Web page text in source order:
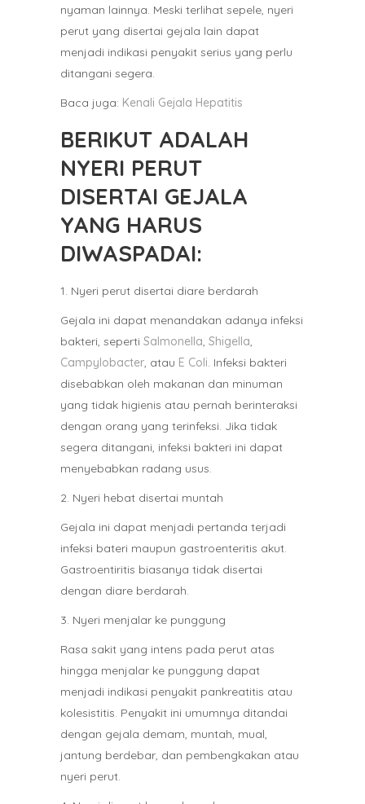
nyaman lainnya. Meski terlihat sepele, nyeri
perut yang disertai gejala lain dapat
menjadi indikasi penyakit serius yang perlu
ditangani segera.
Baca juga: Kenali Gejala Hepatitis
BERIKUT ADALAH
NYERI PERUT
DISERTAI GEJALA
YANG HARUS
DIWASPADAI:
1. Nyeri perut disertai diare berdarah
Gejala ini dapat menandakan adanya infeksi
bakteri, seperti Salmonella, Shigella,
Campylobacter, atau E Coli. Infeksi bakteri
disebabkan oleh makanan dan minuman
yang tidak higienis atau pernah berinteraksi
dengan orang yang terinfeksi. Jika tidak
segera ditangani, infeksi bakteri ini dapat
menyebabkan radang usus.
2. Nyeri hebat disertai muntah
Gejala ini dapat menjadi pertanda terjadi
infeksi bateri maupun gastroenteritis akut.
Gastroentiritis biasanya tidak disertai
dengan diare berdarah.
3. Nyeri menjalar ke punggung
Rasa sakit yang intens pada perut atas
hingga menjalar ke punggung dapat
menjadi indikasi penyakit pankreatitis atau
kolesistitis. Penyakit ini umumnya ditandai
dengan gejala demam, muntah, mual,
jantung berdebar, dan pembengkakan atau
nyeri perut.